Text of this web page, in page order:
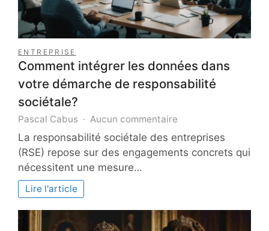
ENTREPRISE
Comment intégrer les données dans
votre démarche de responsabilité
sociétale?
Pascal Cabus Aucun commentaire
Comment
intégrer
les
démarche
de
La responsabilité sociétale des entreprises
(RSE) repose sur des engagements concrets qui
nécessitent une mesure…
Lire l'article